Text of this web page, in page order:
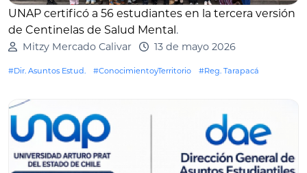
UNAP certificó a 56 estudiantes en la tercera versión
de Centinelas de Salud Mental .
Mitzy Mercado Calivar 13 de mayo 2026
#Dir. Asuntos Estud. #ConocimientoyTerritorio #Reg. Tarapacá